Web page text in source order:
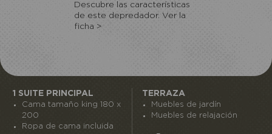
Descubre las características
de este depredador. Ver la
ficha >
1 SUITE PRINCIPAL
Cama tamaño king 180 x
200
Ropa de cama incluida
TERRAZA
Muebles de jardín
Muebles de relajación